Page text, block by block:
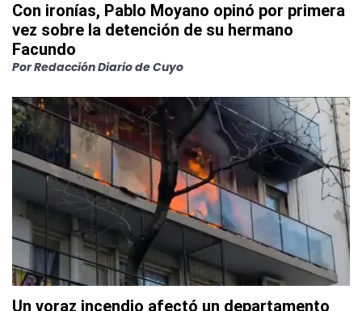
Con ironías, Pablo Moyano opinó por primera
vez sobre la detención de su hermano
Facundo
PorRedacción Diario de Cuyo
Un voraz incendio afectó un departamento